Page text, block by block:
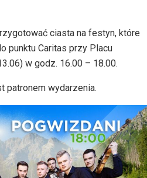
ciasta na festyn, które
punktu Caritas przy Placu
w godz. 16.00 – 18.00.
patronem wydarzenia.